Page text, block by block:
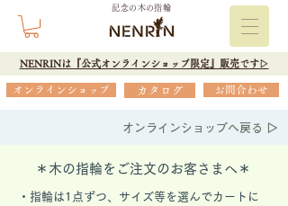
記念の木の指輪
NENRINは『公式オンラインショップ限定』販売です▷
オンラインショップ カタログ お問合わせ
オンラインショップへ戻る ▷
＊木の指輪をご注文のお客さまへ＊
・指輪は1点ずつ、サイズ等を選んでカートに